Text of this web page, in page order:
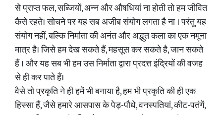
से प्राप्त फल, सब्जियों, अन्न और औषधियां ना होती तो हम जीवित
कैसे रहते। सोचने पर यह सब अजीब संयोग लगता है ना । परंतु यह
संयोग नहीं, बल्कि निर्माता की अनंत और अद्भुत कला का एक नमूना
मात्र है। जिसे हम देख सकते हैं, महसूस कर सकते है, जान सकते
हैं । और यह सब भी हम उस निर्माता द्वारा प्रदत्त इंद्रियों की वजह
से ही कर पाते हैं।
वैसे तो प्रकृति ने ही हमें भी बनाया है, हम भी प्रकृति की ही एक
हिस्सा हैं, जैसे हमारे आसपास के पेड़-पौधे, वनस्पतियां, कीट-पतंगें,